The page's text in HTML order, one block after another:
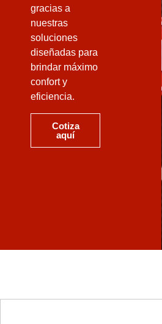
gracias a
nuestras
soluciones
diseñadas para
brindar máximo
confort y
eficiencia.
Cotiza
aquí